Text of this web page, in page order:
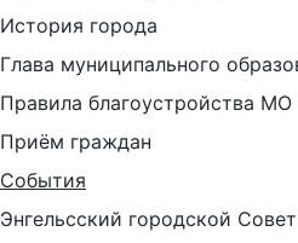
История города
Глава муниципального
Правила благоустройства МО
Приём граждан
События
Энгельсский городской